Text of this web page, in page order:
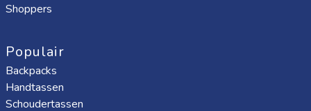
Shoppers
Populair
Backpacks
Handtassen
Schoudertassen